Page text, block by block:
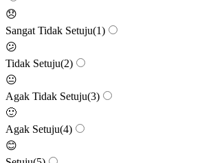
😞
Sangat Tidak Setuju(1)
😕
Tidak Setuju(2)
😐
Agak Tidak Setuju(3)
🙂
Agak Setuju(4)
😊